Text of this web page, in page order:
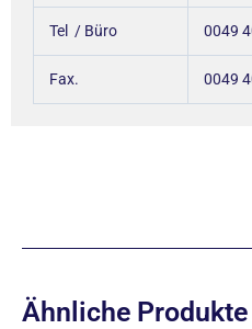
Tel / Büro 0049
Fax. 0049
Ähnliche Produkte